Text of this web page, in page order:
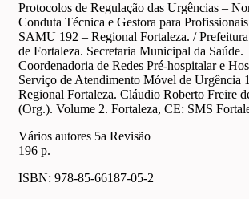
Protocolos de Regulação das Urgências –
Conduta Técnica e Gestora para
SAMU 192 – Regional Fortaleza. /
de Fortaleza. Secretaria Municipal da Saúde.
Coordenadoria de Redes Pré-hospitalar e
Serviço de Atendimento Móvel de Urgência
Regional Fortaleza. Cláudio Roberto Freire
(Org.). Volume 2. Fortaleza, CE: SMS
Vários autores 5a Revisão
196 p.
ISBN: 978-85-66187-05-2